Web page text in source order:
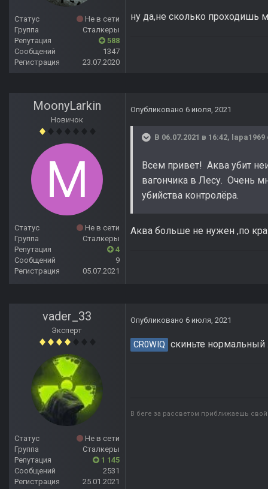
Статус
Не в сети
Группа
Сталкеры
Репутация
588
Сообщений
1347
Регистрация
23.07.2020
ну да,не сколько проходишь
MoonyLarkin
Новичок
Статус
Не в сети
Группа
Сталкеры
Репутация
4
Сообщений
9
Регистрация
05.07.2021
Опубликовано 6 июля, 2021
В 06.07.2021 в 16:42, lapa1969
Всем привет! Аква убит
вагончика в Лесу. Очень
убийства контролёра.
Аква больше не нужен ,по
vader_33
Эксперт
Статус
Не в сети
Группа
Сталкеры
Репутация
1 145
Сообщений
2531
Регистрация
25.01.2021
Опубликовано 6 июля, 2021
CR0WIQ скиньте нормальный
В беге за рассветом приближаешь свой